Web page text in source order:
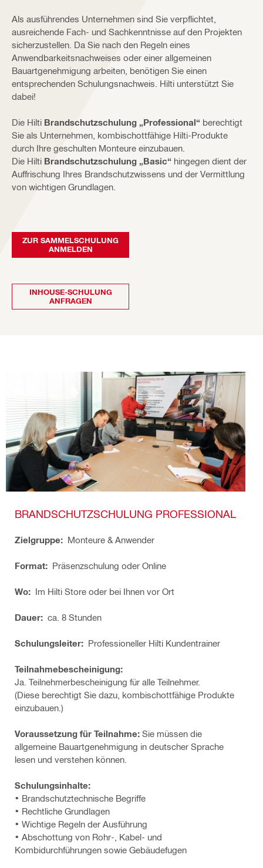
Als ausführendes Unternehmen sind Sie verpflichtet,
ausreichende Fach- und Sachkenntnisse auf den Projekten
sicherzustellen. Da Sie nach den Regeln eines
Anwendbarkeitsnachweises oder einer allgemeinen
Bauartgenehmigung arbeiten, benötigen Sie einen
entsprechenden Schulungsnachweis. Hilti unterstützt Sie
dabei!
Die Hilti Brandschutzschulung „Professional“ berechtigt
Sie als Unternehmen, kombischottfähige Hilti-Produkte
durch Ihre geschulten Monteure einzubauen.
Die Hilti Brandschutzschulung „Basic“ hingegen dient der
Auffrischung Ihres Brandschutzwissens und der Vermittlung
von wichtigen Grundlagen.
ZUR SAMMELSCHULUNG
ANMELDEN
INHOUSE-SCHULUNG
ANFRAGEN
BRANDSCHUTZSCHULUNG PROFESSIONAL
Zielgruppe: Monteure & Anwender
Format: Präsenzschulung oder Online
Wo: Im Hilti Store oder bei Ihnen vor Ort
Dauer: ca. 8 Stunden
Schulungsleiter: Professioneller Hilti Kundentrainer
Teilnahmebescheinigung:
Ja. Teilnehmerbescheinigung für alle Teilnehmer.
(Diese berechtigt Sie dazu, kombischottfähige Produkte
einzubauen.)
Voraussetzung für Teilnahme: Sie müssen die
allgemeine Bauartgenehmigung in deutscher Sprache
lesen und verstehen können.
Schulungsinhalte:
• Brandschutztechnische Begriffe
• Rechtliche Grundlagen
• Wichtige Regeln der Ausführung
• Abschottung von Rohr-, Kabel- und
Kombidurchführungen sowie Gebäudefugen